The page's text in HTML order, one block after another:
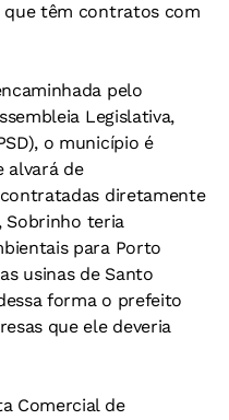
que têm contratos com
pelo
Legislativa,
o município é
alvará de
diretamente
Sobrinho teria
para Porto
usinas de Santo
forma o prefeito
que ele deveria
Comercial de